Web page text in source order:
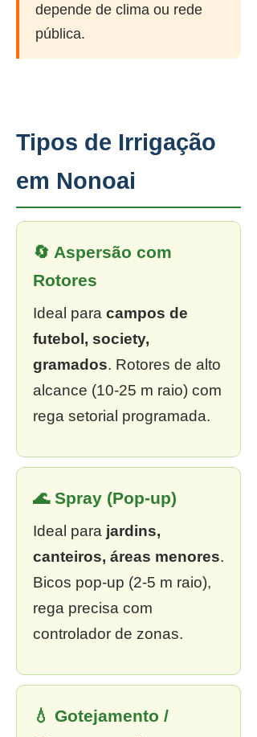
depende de clima ou rede
pública.
Tipos de Irrigação
em Nonoai
🔄 Aspersão com
Rotores
Ideal para campos de
futebol, society,
gramados. Rotores de alto
alcance (10-25 m raio) com
rega setorial programada.
🌊 Spray (Pop-up)
Ideal para jardins,
canteiros, áreas menores.
Bicos pop-up (2-5 m raio),
rega precisa com
controlador de zonas.
💧 Gotejamento /